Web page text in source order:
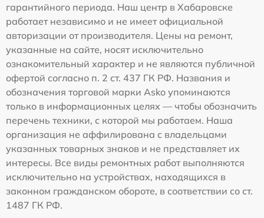
гарантийного периода. Наш центр в Хабаровске
работает независимо и не имеет официальной
авторизации от производителя. Цены на ремонт,
указанные на сайте, носят исключительно
ознакомительный характер и не являются публичной
офертой согласно п. 2 ст. 437 ГК РФ. Названия и
обозначения торговой марки Asko упоминаются
только в информационных целях — чтобы обозначить
перечень техники, с которой мы работаем. Наша
организация не аффилирована с владельцами
указанных товарных знаков и не представляет их
интересы. Все виды ремонтных работ выполняются
исключительно на устройствах, находящихся в
законном гражданском обороте, в соответствии со ст.
1487 ГК РФ.